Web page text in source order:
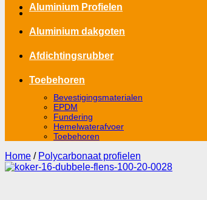
Aluminium Profielen
Aluminium dakgoten
Afdichtingsrubber
Toebehoren
Bevestigingsmaterialen
EPDM
Fundering
Hemelwaterafvoer
Toebehoren
Home / Polycarbonaat profielen